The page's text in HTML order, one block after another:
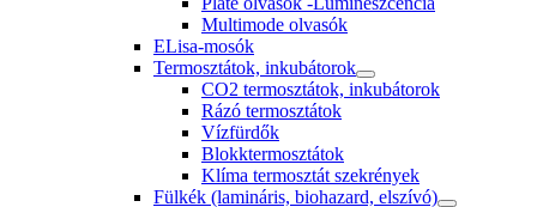
Multimode olvasók
ELisa-mosók
Termosztátok, inkubátorok
CO2 termosztátok, inkubátorok
Rázó termosztátok
Vízfürdők
Blokktermosztátok
Klíma termosztát szekrények
Fülkék (lamináris, biohazard, elszívó)